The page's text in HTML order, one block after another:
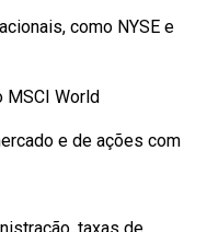
como NYSE e
MSCI World
e de ações com